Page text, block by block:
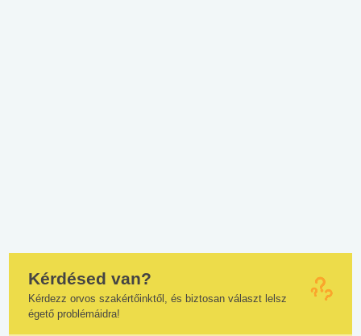
Kérdésed van?
Kérdezz orvos szakértőinktől, és biztosan választ lelsz
égető problémáidra!